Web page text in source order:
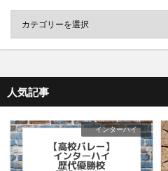
人気記事
インターハイ